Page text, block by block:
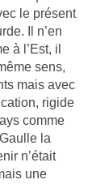
le présent
Il n’en
à l’Est, il
sens,
mais avec
rigide
comme
la
n’était
une